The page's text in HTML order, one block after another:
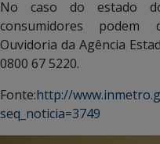
No caso do estado
consumidores podem
Ouvidoria da Agência
0800 67 5220.
Fonte:http://
seq_noticia=3749